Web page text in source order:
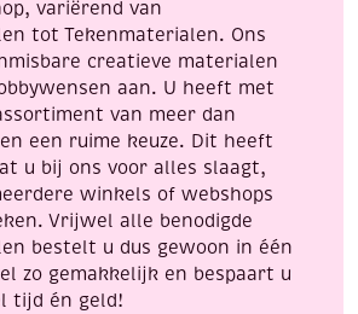
variërend van
tot Tekenmaterialen. Ons
creatieve materialen
aan. U heeft met
van meer dan
een ruime keuze. Dit heeft
u bij ons voor alles slaagt,
winkels of webshops
Vrijwel alle benodigde
bestelt u dus gewoon in één
zo gemakkelijk en bespaart u
tijd én geld!